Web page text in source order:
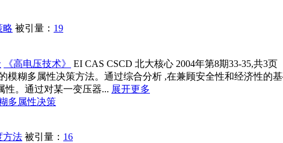
略 被引量： 19
《高电压技术》 EI CAS CSCD 北大核心 2004年第8期33-35,共3页
模糊多属性决策方法。通过综合分析 ,在兼顾安全性和经济性的
性。通过对某一变压器... 展开更多
多属性决策
方法 被引量： 16